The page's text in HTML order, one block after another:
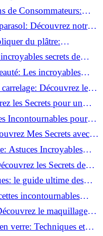
de Consommateurs:
de teint pour votre
Découvrez notre
du plâtre:
parfait!
secrets de
Les incroyables
Découvrez les
les Secrets pour un
Incontournables pour
Mes Secrets avec le
Astuces Incroyables
les Secrets de
le guide ultime des
incontournables
naturelle!le maquillage
verre: Techniques et